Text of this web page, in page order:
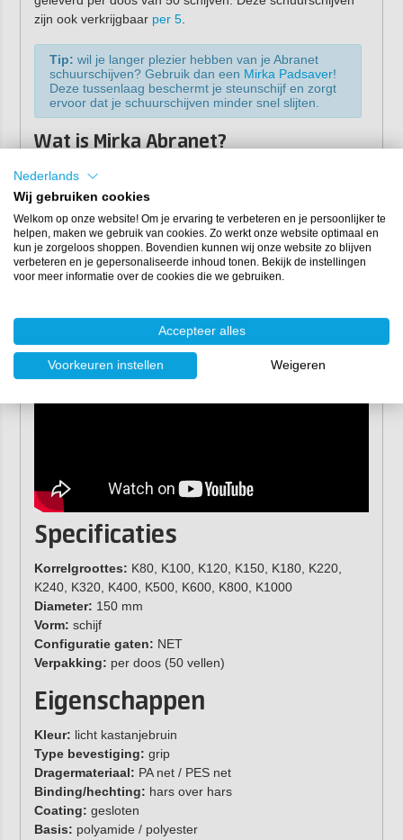
zijn ook verkrijgbaar per 5.
Tip: wil je langer plezier hebben van je Abranet
schuurschijven? Gebruik dan een Mirka Padsaver!
Deze tussenlaag beschermt je steunschijf en zorgt
ervoor dat je schuurschijven minder snel slijten.
Wat is Mirka Abranet?
het meeste conventionele schuurpapier een papieren
achterkant heeft, heeft Mirka Abranet een netstructuur.
Hierdoor kan het stof vele malen beter worden afgevoerd.
Dit resulteert in een uiterst efficiënte stofverwijdering op
het gereedschap die zowel de werkkwaliteit als de
werkomgeving verbetert. Dit maakt Mirka Abranet Ace een
Specificaties
Korrelgroottes: K80, K100, K120, K150, K180, K220,
K240, K320, K400, K500, K600, K800, K1000
Diameter: 150 mm
Vorm: schijf
Configuratie gaten: NET
Verpakking: per doos (50 vellen)
Eigenschappen
Kleur: licht kastanjebruin
Type bevestiging: grip
Dragermateriaal: PA net / PES net
Binding/hechting: hars over hars
Coating: gesloten
Basis: polyamide / polyester
Nederlands
Wij gebruiken cookies
Welkom op onze website! Om je ervaring te verbeteren en je persoonlijker te
helpen, maken we gebruik van cookies. Zo werkt onze website optimaal en
kun je zorgeloos shoppen. Bovendien kunnen wij onze website zo blijven
verbeteren en je gepersonaliseerde inhoud tonen. Bekijk de instellingen
voor meer informatie over de cookies die we gebruiken.
Accepteer alles
Voorkeuren instellen Weigeren